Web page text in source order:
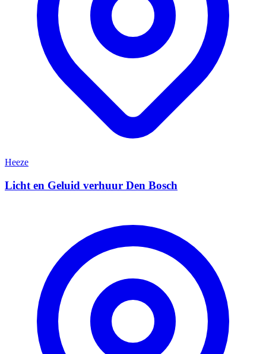
Heeze
Licht en Geluid verhuur Den Bosch